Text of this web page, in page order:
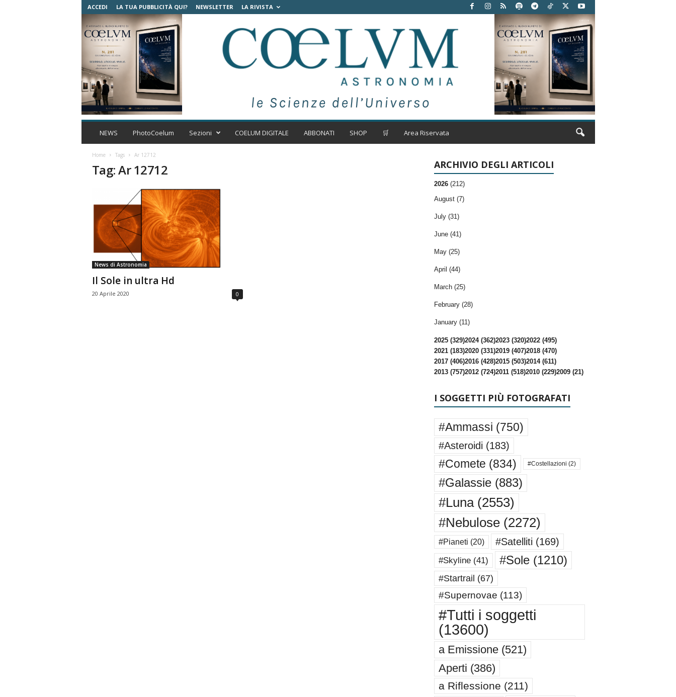
ACCEDI LA TUA PUBBLICITÀ QUI? NEWSLETTER LA RIVISTA
C
s
t
r
o
n
o
m
i
NEWS PhotoCoelum Sezioni COELUM DIGITALE ABBONATI SHOP 🛒 Area Riservata
Home Tags Ar 12712
Tag: Ar 12712
News di Astronomia
Il Sole in ultra Hd
20 Aprile 2020 0
ARCHIVIO DEGLI ARTICOLI
2026 (212)
August (7)
July (31)
June (41)
May (25)
April (44)
March (25)
February (28)
January (11)
2025 (329)2024 (362)2023 (320)2022 (495)
2021 (183)2020 (331)2019 (407)2018 (470)
2017 (406)2016 (428)2015 (503)2014 (611)
2013 (757)2012 (724)2011 (518)2010 (229)2009 (21)
I SOGGETTI PIÙ FOTOGRAFATI
#Ammassi (750)
#Asteroidi (183)
#Comete (834) #Costellazioni (2)
#Galassie(883)
#Luna(2553)
#Nebulose(2272)
#Pianeti (20) #Satelliti (169)
#Skyline(41) #Sole(1210)
#Startrail (67)
#Supernovae (113)
#Tutti i soggetti
(13600)
a Emissione(521)
Aperti (386)
a Riflessione (211)